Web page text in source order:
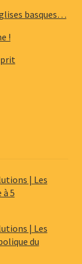
basques…
!
| Les
5
| Les
du